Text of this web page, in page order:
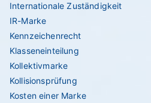
Internationale Zuständigkeit
IR-Marke
Kennzeichenrecht
Klasseneinteilung
Kollektivmarke
Kollisionsprüfung
Kosten einer Marke